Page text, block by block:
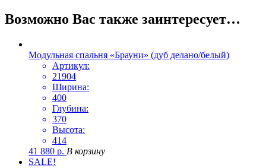
Возможно Вас также заинтересует…
Модульная спальня «Брауни» (дуб делано/белый)
Артикул:
21904
Ширина:
400
Глубина:
370
Высота:
414
41 880 р. В корзину
SALE!